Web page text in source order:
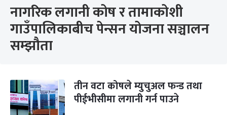
नागरिक लगानी कोष र तामाकोशी
गाउँपालिकाबीच पेन्सन योजना सञ्चालन
सम्झौता
तीन वटा कोषले म्युचुअल फन्ड तथा
पीईभीसीमा लगानी गर्न पाउने